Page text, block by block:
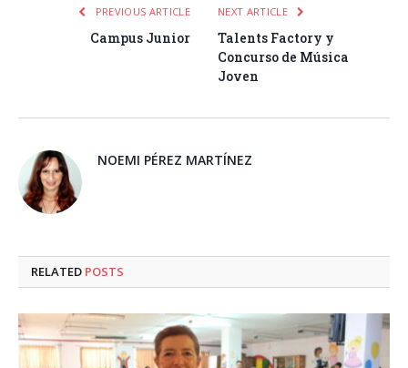
PREVIOUS ARTICLE
Campus Junior
NEXT ARTICLE
Talents Factory y
Concurso de Música
Joven
NOEMI PÉREZ MARTÍNEZ
RELATED POSTS